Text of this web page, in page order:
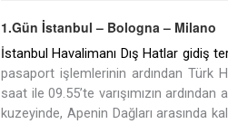
1.Gün İstanbul – Bologna – Milano
İstanbul Havalimanı Dış Hatlar gidiş
pasaport işlemlerinin ardından Türk
saat ile 09.55’te varışımızın
kuzeyinde, Apenin Dağları arasında